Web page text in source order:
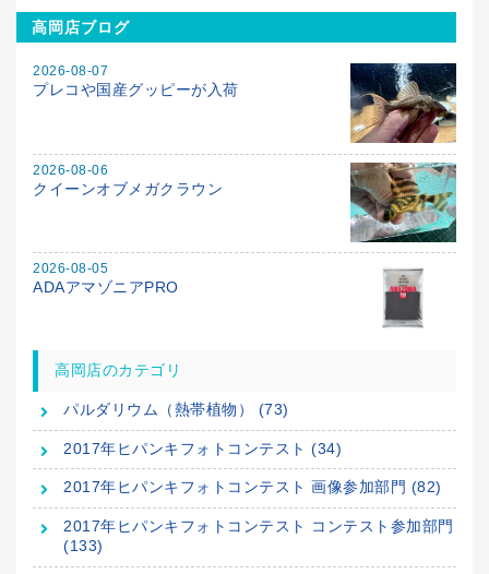
高岡店ブログ
2026-08-07
プレコや国産グッピーが入荷
2026-08-06
クイーンオブメガクラウン
2026-08-05
ADAアマゾニアPRO
高岡店のカテゴリ
パルダリウム（熱帯植物） (73)
2017年ヒパンキフォトコンテスト (34)
2017年ヒパンキフォトコンテスト 画像参加部門 (82)
2017年ヒパンキフォトコンテスト コンテスト参加部門
(133)